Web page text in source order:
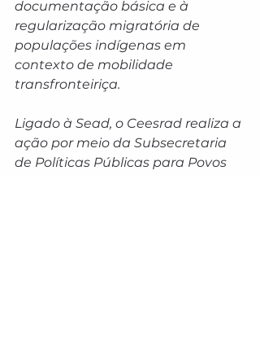
documentação básica e à
regularização migratória de
populações indígenas em
contexto de mobilidade
transfronteiriça.
Ligado à Sead, o Ceesrad realiza a
ação por meio da Subsecretaria
de Políticas Públicas para Povos